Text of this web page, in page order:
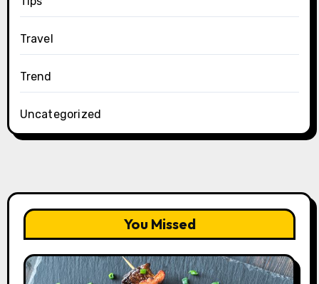
Travel
Trend
Uncategorized
You Missed